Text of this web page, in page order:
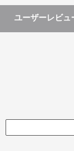
ユーザーレビュ